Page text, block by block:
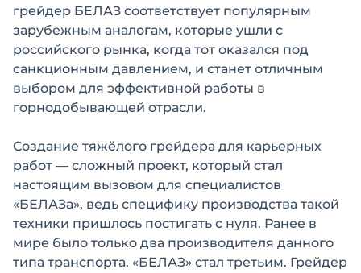
грейдер БЕЛАЗ соответствует популярным
зарубежным аналогам, которые ушли с
российского рынка, когда тот оказался под
санкционным давлением, и станет отличным
выбором для эффективной работы в
горнодобывающей отрасли.
Создание тяжёлого грейдера для карьерных
работ — сложный проект, который стал
настоящим вызовом для специалистов
«БЕЛАЗа», ведь специфику производства такой
техники пришлось постигать с нуля. Ранее в
мире было только два производителя данного
типа транспорта. «БЕЛАЗ» стал третьим. Грейдер